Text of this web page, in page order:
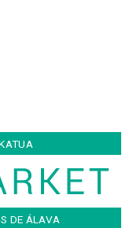
DE ÁLAVA